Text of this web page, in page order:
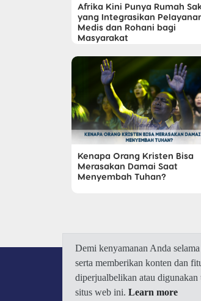
Afrika Kini Punya Rumah
yang Integrasikan
Medis dan Rohani bagi
Masyarakat
Kenapa Orang Kristen Bisa
Merasakan Damai Saat
Menyembah Tuhan?
Demi kenyamanan Anda
serta memberikan konten dan
diperjualbelikan atau
situs web ini. Learn more